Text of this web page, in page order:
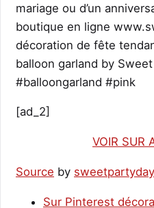
mariage ou d’un
boutique en ligne
décoration de fête
balloon garland by
#balloongarland #pink
[ad_2]
VOIR SUR
Source by sweetpartyday
Sur Pinterest